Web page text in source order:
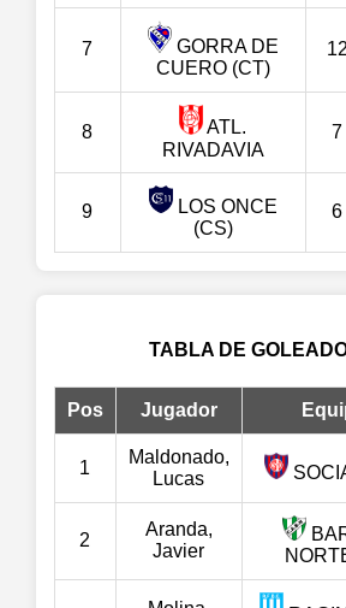
7
GORRA DE
CUERO (CT)
8
ATL.
RIVADAVIA
7
9
LOS ONCE
(CS)
6
TABLA DE
Pos Jugador
1
Maldonado,
Lucas
2
Aranda,
Javier